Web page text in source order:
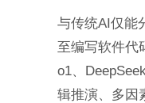
与传统AI仅能
至编写软件代
o1、
辑推演、多因